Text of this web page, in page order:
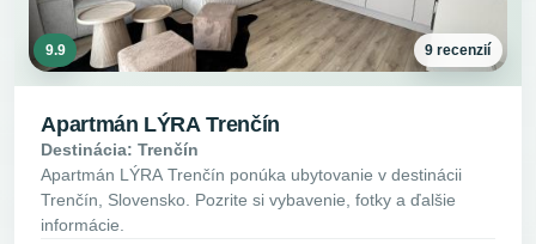
9.9 9 recenzií
Apartmán LÝRA Trenčín
Destinácia: Trenčín
Apartmán LÝRA Trenčín ponúka ubytovanie v destinácii
Trenčín, Slovensko. Pozrite si vybavenie, fotky a ďalšie
informácie.